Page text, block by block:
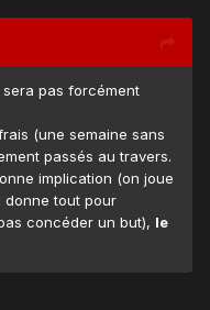
pas forcément
(une semaine sans
passés au travers.
implication (on joue
donne tout pour
concéder un but), le